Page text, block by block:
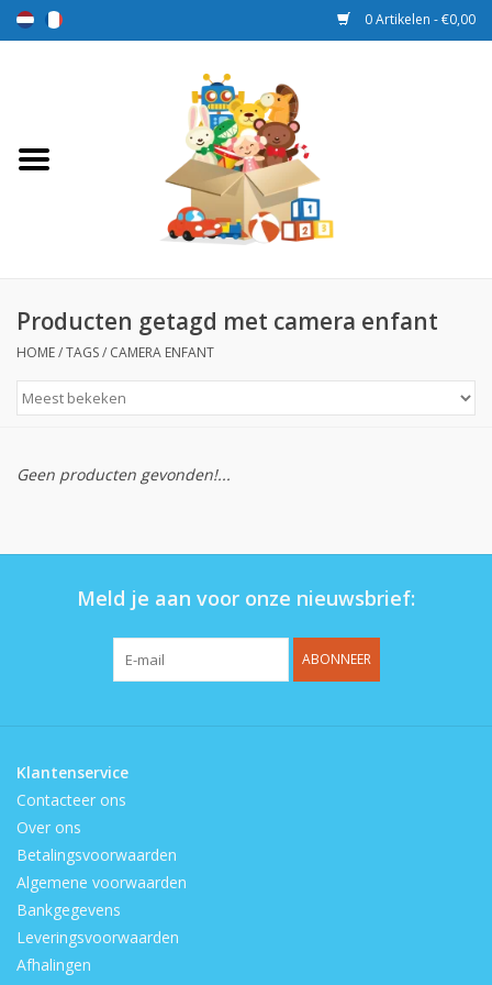
0 Artikelen - €0,00
Speelgoed
Beloningsdozen
Nieuw
Prijs
Producten getagd met camera enfant
HOME/TAGS/ CAMERA ENFANT
Geen producten gevonden!...
Meld je aan voor onze nieuwsbrief:
ABONNEER
Klantenservice
Contacteer ons
Over ons
Betalingsvoorwaarden
Algemene voorwaarden
Bankgegevens
Leveringsvoorwaarden
Afhalingen